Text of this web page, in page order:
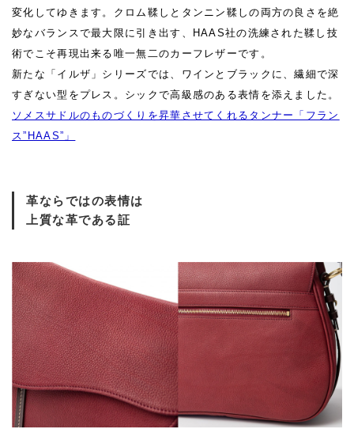
変化してゆきます。クロム鞣しとタンニン鞣しの両方の良さを絶
妙なバランスで最大限に引き出す、HAAS社の洗練された鞣し技
術でこそ再現出来る唯一無二のカーフレザーです。
新たな「イルザ」シリーズでは、ワインとブラックに、繊細で深
すぎない型をプレス。シックで高級感のある表情を添えました。
ソメスサドルのものづくりを昇華させてくれるタンナー「フラン
ス”HAAS”」
革ならではの表情は
上質な革である証